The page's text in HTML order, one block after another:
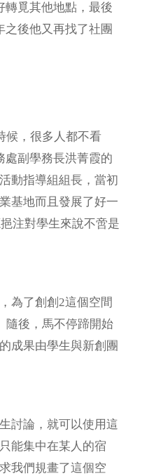
轉覓其他地點，最後
後他又再找了社團
候，很多人都不看
處副學務長洪菁霞的
動指導組組長，當初
基地而且發展了好一
注對學生來說不啻是
為了創創2這個空間
隨後，馬不停蹄開始
成果由學生與新創團
討論，就可以使用這
能集中在某人的宿
我們規畫了這個空